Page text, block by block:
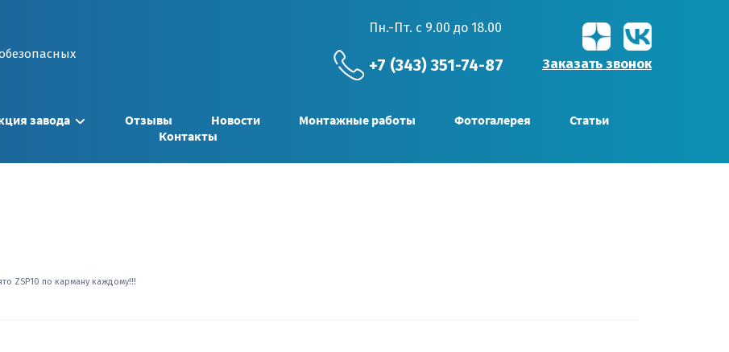
Пн.-Пт. с 9.00 до 18.00
+7 (343) 351-74-87 Заказать звонок
завода Отзывы Новости Монтажные работы Фотогалерея
Статьи
Контакты
ZSP10 по карману каждому!!!